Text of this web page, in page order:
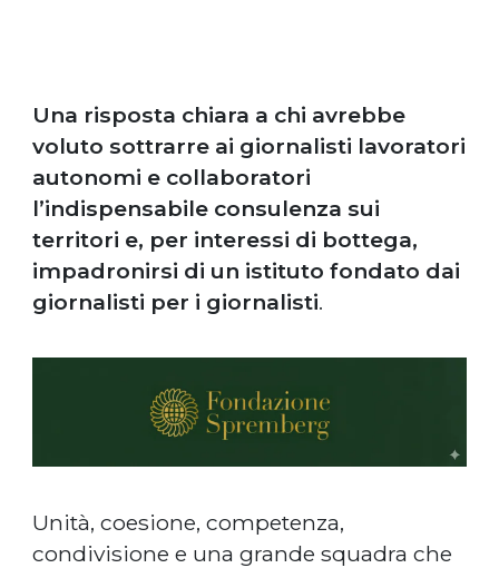
Una risposta chiara a chi avrebbe
voluto sottrarre ai giornalisti lavoratori
autonomi e collaboratori
l’indispensabile consulenza sui
territori e, per interessi di bottega,
impadronirsi di un istituto fondato dai
giornalisti per i giornalisti.
Unità, coesione, competenza,
condivisione e una grande squadra che